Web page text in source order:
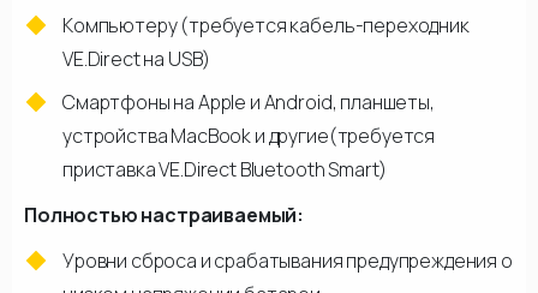
Компьютеру (требуется кабель-переходник
VE.Direct на USB)
Смартфоны на Apple и Android, планшеты,
устройства MacBook и другие(требуется
приставка VE.Direct Bluetooth Smart)
Полностью настраиваемый:
Уровни сброса и срабатывания предупреждения о